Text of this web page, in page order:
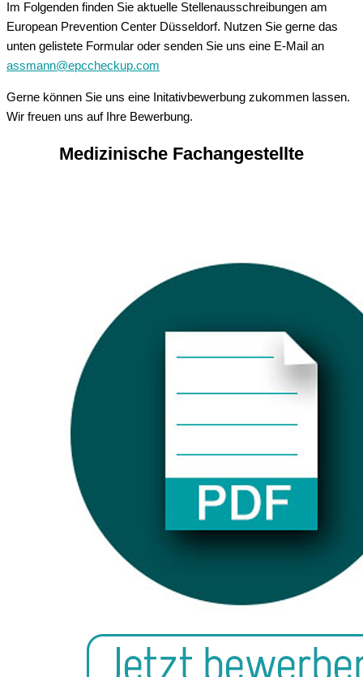
Im Folgenden finden Sie aktuelle Stellenausschreibungen am
European Prevention Center Düsseldorf. Nutzen Sie gerne das
unten gelistete Formular oder senden Sie uns eine E-Mail an
assmann@epccheckup.com
Gerne können Sie uns eine Initativbewerbung zukommen lassen.
Wir freuen uns auf Ihre Bewerbung.
Medizinische Fachangestellte